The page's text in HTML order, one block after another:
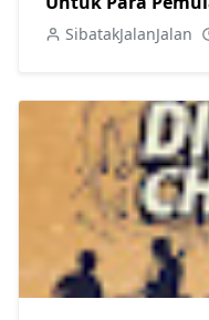
SibatakJalanJalan